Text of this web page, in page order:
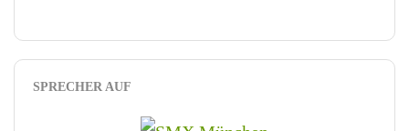
SPRECHER AUF